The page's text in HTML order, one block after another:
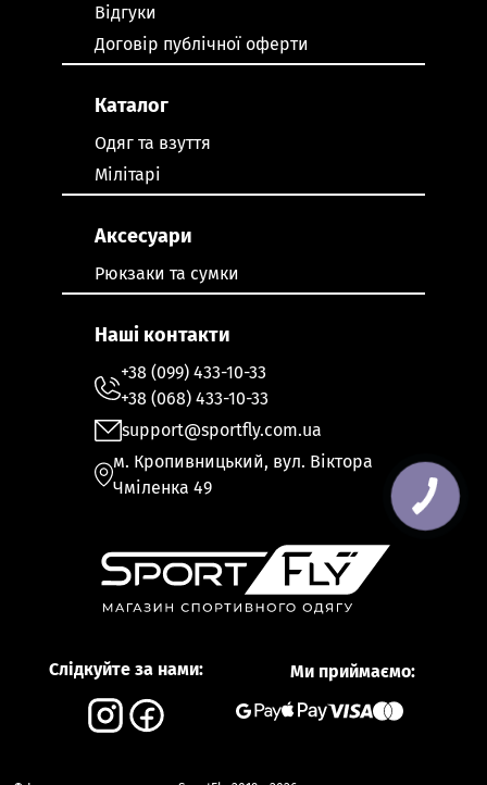
Слідкуйте за нами: Ми приймаємо:
Відгуки
Договір публічної оферти
Каталог
Одяг та взуття
Мілітарі
Аксесуари
Рюкзаки та сумки
Наші контакти
+38 (099) 433-10-33
+38 (068) 433-10-33
support@sportfly.com.ua
м. Кропивницький, вул. Віктора
Чміленка 49